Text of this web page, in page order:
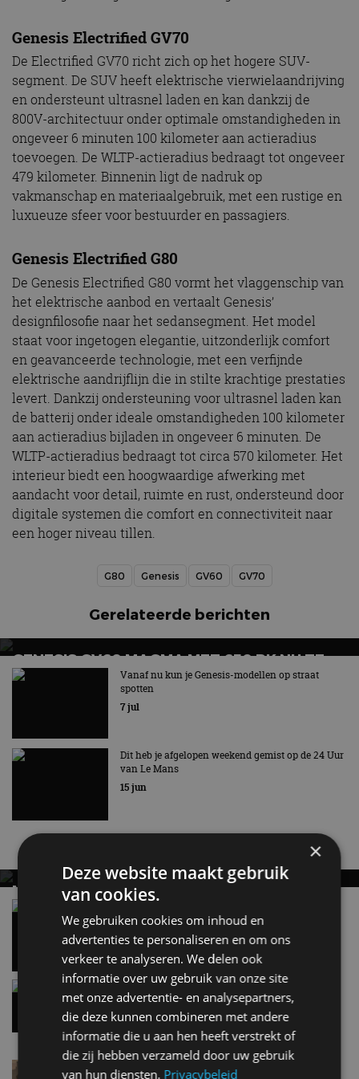
Genesis Electrified GV70
De Electrified GV70 richt zich op het hogere SUV-
segment. De SUV heeft elektrische vierwielaandrijving
en ondersteunt ultrasnel laden en kan dankzij de
800V-architectuur onder optimale omstandigheden in
ongeveer 6 minuten 100 kilometer aan actieradius
toevoegen. De WLTP-actieradius bedraagt tot ongeveer
479 kilometer. Binnenin ligt de nadruk op
vakmanschap en materiaalgebruik, met een rustige en
luxueuze sfeer voor bestuurder en passagiers.
Genesis Electrified G80
De Genesis Electrified G80 vormt het vlaggenschip van
het elektrische aanbod en vertaalt Genesis’
designfilosofie naar het sedansegment. Het model
staat voor ingetogen elegantie, uitzonderlijk comfort
en geavanceerde technologie, met een verfijnde
elektrische aandrijflijn die in stilte krachtige prestaties
levert. Dankzij ondersteuning voor ultrasnel laden kan
de batterij onder ideale omstandigheden 100 kilometer
aan actieradius bijladen in ongeveer 6 minuten. De
WLTP-actieradius bedraagt tot circa 570 kilometer. Het
interieur biedt een hoogwaardige afwerking met
aandacht voor detail, ruimte en rust, ondersteund door
digitale systemen die comfort en connectiviteit naar
een hoger niveau tillen.
G80 Genesis GV60 GV70
Gerelateerde berichten
GENESIS GV60 MAGMA MET 650 PK NU TE
BESTELLEN: DIT KOST HIJ IN NEDERLAND
Eerste productiemodel uit nieuwe Magma-programma
Vanaf nu kun je Genesis-modellen op straat
spotten
7 jul
Dit heb je afgelopen weekend gemist op de 24 Uur
van Le Mans
15 jun
MET KORTING NAAR EV EXPERIENCE 2026?
AUTORAI REGELT HET!
EV Experience 2026 van 24 tot 26 september
moet je hebben?
28 mei
Gespot: een Chevrolet Corvette Z06
7 aug
Lamborghini Revuelto eert 60 jaar Miura met
×
Deze website maakt gebruik
van cookies.
We gebruiken cookies om inhoud en
advertenties te personaliseren en om ons
verkeer te analyseren. We delen ook
informatie over uw gebruik van onze site
met onze advertentie- en analysepartners,
die deze kunnen combineren met andere
informatie die u aan hen heeft verstrekt of
die zij hebben verzameld door uw gebruik
van hun diensten. Privacybeleid